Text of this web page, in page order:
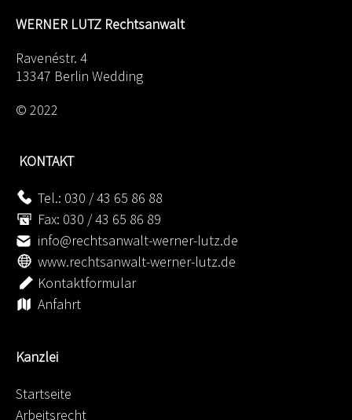
WERNER LUTZ Rechtsanwalt
Ravenéstr. 4
13347 Berlin Wedding
© 2022
KONTAKT
Tel.: 030 / 43 65 86 88
Fax: 030 / 43 65 86 89
info@rechtsanwalt-werner-lutz.de
www.rechtsanwalt-werner-lutz.de
Kontaktformular
Anfahrt
Kanzlei
Startseite
Arbeitsrecht